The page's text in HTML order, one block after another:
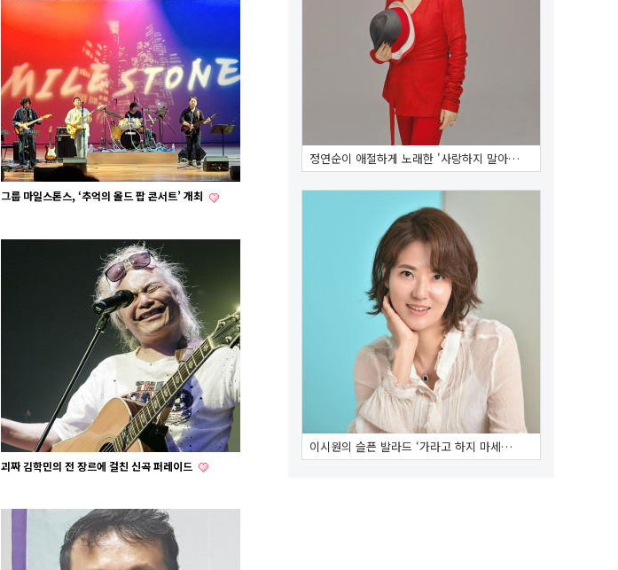
그룹 마일스톤스, ‘추억의 올드 팝 콘서트’ 개최
괴짜 김학민의 전 장르에 걸친 신곡 퍼레이드
정연순이 애절하게 노래한 '사랑하지 말아…
이시원의 슬픈 발라드 ‘가라고 하지 마세…